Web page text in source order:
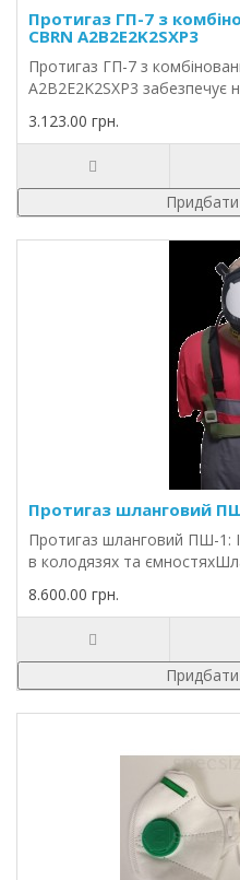
Протигаз ГП-7 з
CBRN A2B2E2K2SXP3
Протигаз ГП-7 з
A2B2E2K2SXP3 забезпечує
3.123.00 грн.
Придбати
Протигаз шланговий
Протигаз шланговий ПШ-1:
в колодязях та
8.600.00 грн.
Придбати